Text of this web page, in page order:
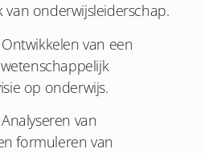
onderwijsleiderschap.
Ontwikkelen van een
op onderwijs.
Analyseren van
formuleren van